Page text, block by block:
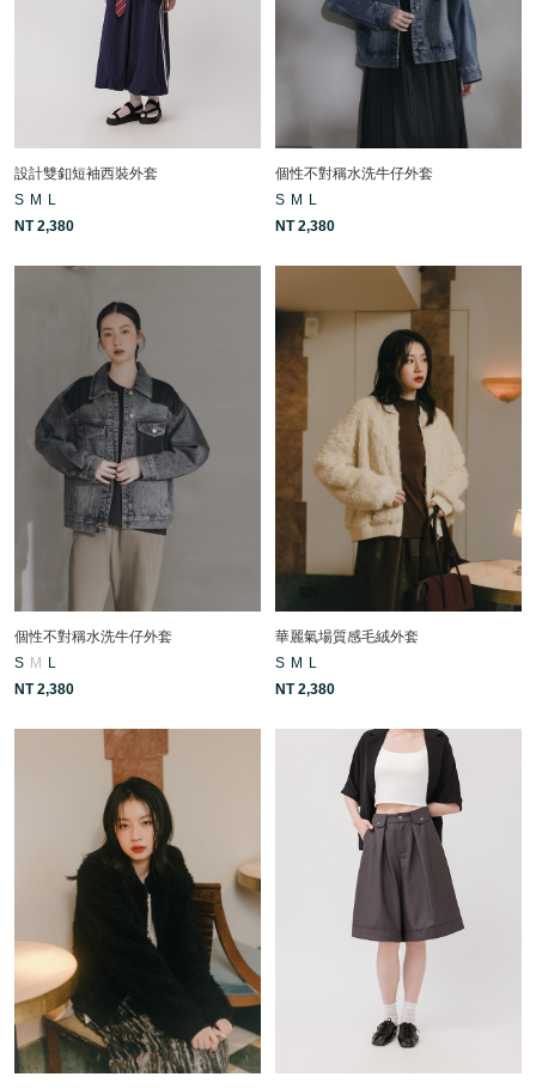
設計雙釦短袖西裝外套
S M
L
NT 2,380
個性不對稱水洗牛仔外套
S M
L
NT 2,380
個性不對稱水洗牛仔外套
S M L
NT 2,380
華麗氣場質感毛絨外套
S M L
NT 2,380